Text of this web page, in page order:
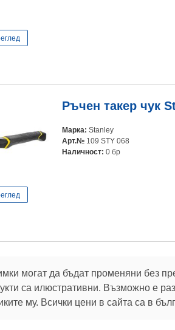
Ръчен такер чук
Марка: Stanley
Арт.№ 109 STY 068
Наличност: 0 бр
могат да бъдат променяни без
са илюстративни. Възможно е
му. Всички цени в сайта са в